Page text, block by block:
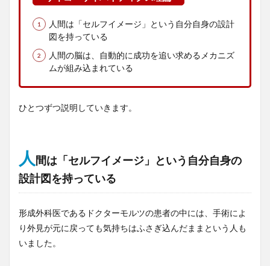
人間は「セルフイメージ」という自分自身の設計
図を持っている
人間の脳は、自動的に成功を追い求めるメカニズ
ムが組み込まれている
ひとつずつ説明していきます。
人間は「セルフイメージ」という自分自身の
設計図を持っている
形成外科医であるドクターモルツの患者の中には、手術によ
り外見が元に戻っても気持ちはふさぎ込んだままという人も
いました。